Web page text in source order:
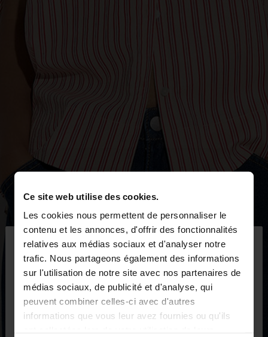
Ce site web utilise des cookies.
Les cookies nous permettent de personnaliser le
contenu et les annonces, d'offrir des fonctionnalités
relatives aux médias sociaux et d'analyser notre
trafic. Nous partageons également des informations
sur l'utilisation de notre site avec nos partenaires de
médias sociaux, de publicité et d'analyse, qui
peuvent combiner celles-ci avec d'autres
informations que vous leur avez fournies ou qu'ils
bonjour ×
Vous accédez au site depuis Suisse. Voulez-vous
parcourir notre site au United States?